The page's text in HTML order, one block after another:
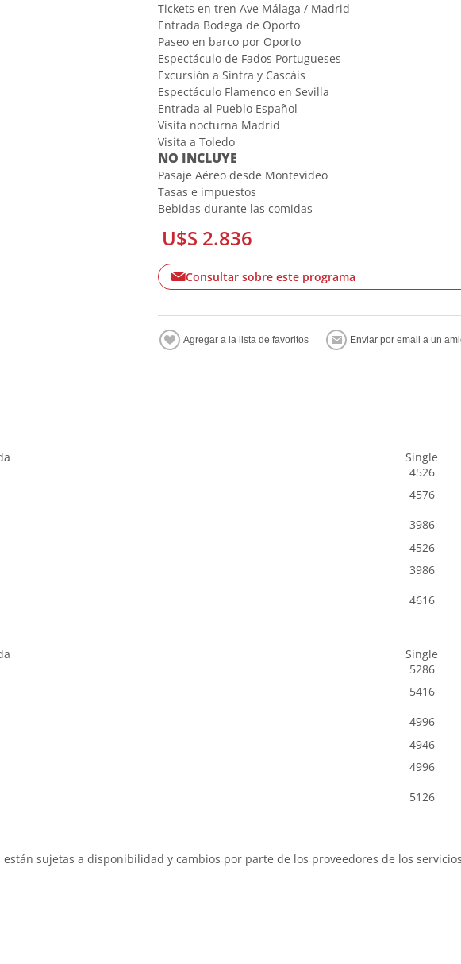
Tickets en tren Ave Málaga / Madrid
Entrada Bodega de Oporto
Paseo en barco por Oporto
Espectáculo de Fados Portugueses
Excursión a Sintra y Cascáis
Espectáculo Flamenco en Sevilla
Entrada al Pueblo Español
Visita nocturna Madrid
Visita a Toledo
NO INCLUYE
Pasaje Aéreo desde Montevideo
Tasas e impuestos
Bebidas durante las comidas
U$S 2.836
Consultar sobre este programa
Single
4526
4576
3986
4526
3986
4616
Single
5286
5416
4996
4946
4996
5126
sujetas a disponibilidad y cambios por parte de los proveedores de los